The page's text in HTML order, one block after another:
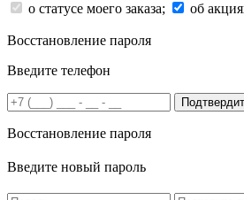
о статусе моего заказа; об
Восстановление пароля
Введите телефон
Восстановление пароля
Введите новый пароль